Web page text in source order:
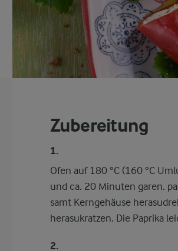
Zubereitung
1.
Ofen auf 180 °C (160 °C
und ca. 20 Minuten garen.
samt Kerngehäuse
herasukratzen. Die Paprika
2.